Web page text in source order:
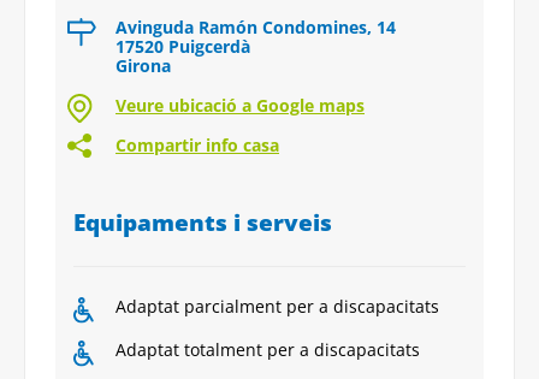
Avinguda Ramón Condomines, 14
17520 Puigcerdà
Girona
Veure ubicació a Google maps
Compartir info casa
Equipaments i serveis
Adaptat parcialment per a discapacitats
Adaptat totalment per a discapacitats